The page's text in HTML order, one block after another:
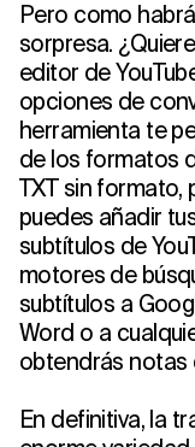
Pero como
sorpresa.
editor de
opciones de
herramienta te
de los formatos
TXT sin formato,
puedes añadir
subtítulos de
motores de
subtítulos a
Word o a
obtendrás notas
En definitiva, la